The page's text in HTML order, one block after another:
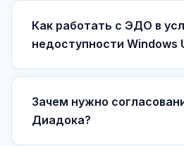
Как работать с ЭДО в
недоступности Windows
Зачем нужно
Диадока?